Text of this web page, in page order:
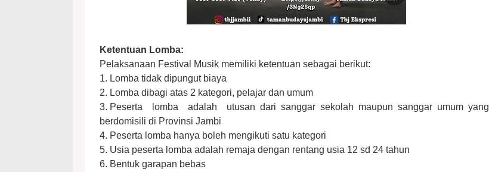
Ketentuan Lomba:
Pelaksanaan Festival Musik memiliki ketentuan sebagai berikut:
1. Lomba tidak dipungut biaya
2. Lomba dibagi atas 2 kategori, pelajar dan umum
3. Peserta lomba adalah utusan dari sanggar sekolah maupun sanggar umum yang
berdomisili di Provinsi Jambi
4. Peserta lomba hanya boleh mengikuti satu kategori
5. Usia peserta lomba adalah remaja dengan rentang usia 12 sd 24 tahun
6. Bentuk garapan bebas